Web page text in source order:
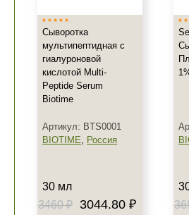
Сыворотка
мультипептидная с
гиалуроновой
кислотой Multi-
Peptide Serum
Biotime
Артикул: BTS0001
BIOTIME, Россия
30 мл
3460 ₽
3044.80 ₽